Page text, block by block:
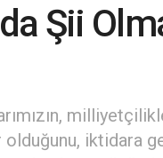
Şii
iktidara